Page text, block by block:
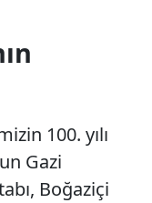
100. yılı
Gazi
Boğaziçi